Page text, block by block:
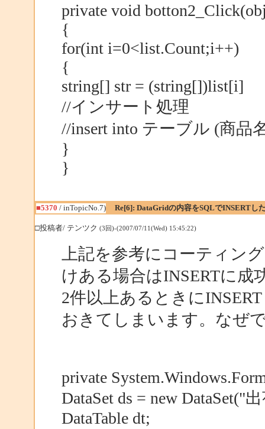
private void
{
for(int i=0<list.Count;i++)
{
string[] str = (string[])list[i]
//インサート処理
//insert into テーブル (商品
}
}
■5370 / inTopicNo.7) Re[6]: DataGridの内容をSQLでINSERTし
□投稿者/ テンツク (3回)-(2007/07/11(Wed) 15:45:22)
上記を参考にコーティン
けある場合はINSERTに成
2件以上あるときに
おきてしまいます。なぜ
private
DataSet ds = new DataSet("
DataTable dt;